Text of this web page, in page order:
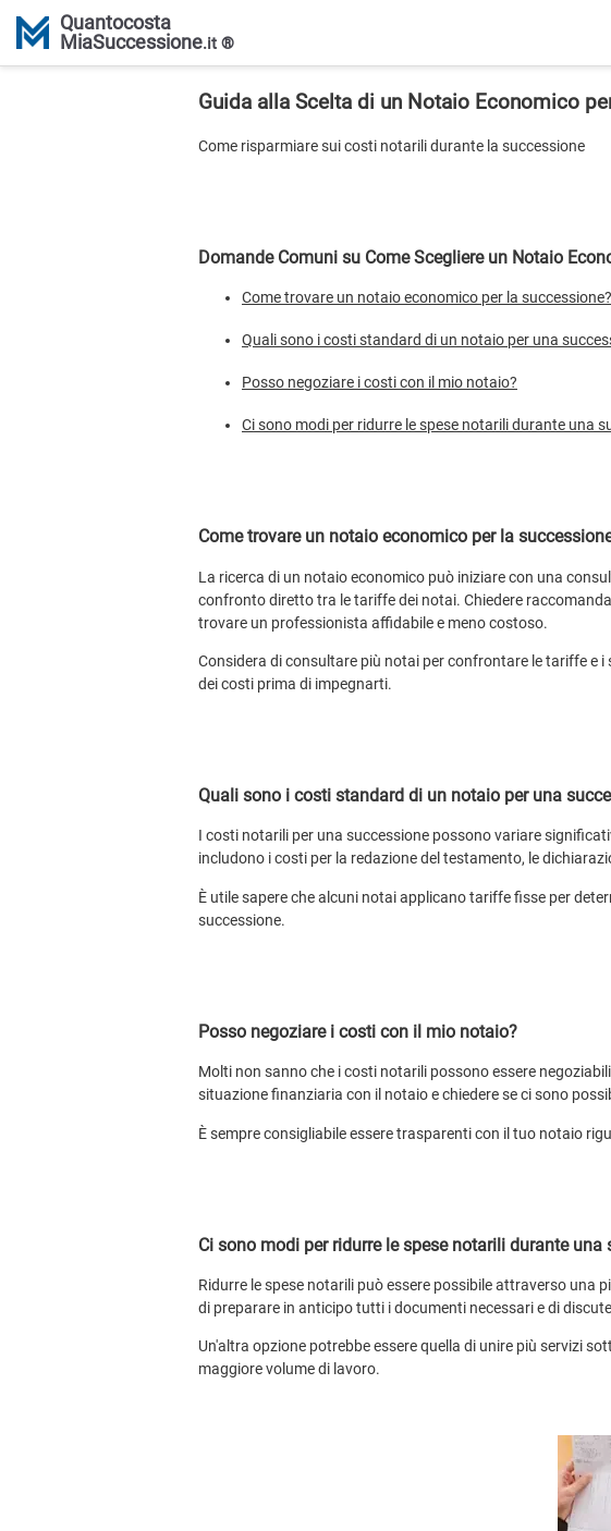
Quantocosta
MiaSuccessione.it ®
Guida alla Scelta di un Notaio Economico
Come risparmiare sui costi notarili durante la successione
Domande Comuni su Come Scegliere un Notaio
Come trovare un notaio economico per la successione?
Quali sono i costi standard di un notaio per una
Posso negoziare i costi con il mio notaio?
Ci sono modi per ridurre le spese notarili durante una
Come trovare un notaio economico per la
La ricerca di un notaio economico può iniziare con una
confronto diretto tra le tariffe dei notai. Chiedere
trovare un professionista affidabile e meno costoso.
Considera di consultare più notai per confrontare le tariffe e
dei costi prima di impegnarti.
Quali sono i costi standard di un notaio per una
I costi notarili per una successione possono variare
includono i costi per la redazione del testamento, le
È utile sapere che alcuni notai applicano tariffe fisse per
successione.
Posso negoziare i costi con il mio notaio?
Molti non sanno che i costi notarili possono essere
situazione finanziaria con il notaio e chiedere se ci sono
È sempre consigliabile essere trasparenti con il tuo notaio
Ci sono modi per ridurre le spese notarili durante una
Ridurre le spese notarili può essere possibile attraverso
di preparare in anticipo tutti i documenti necessari e di
Un'altra opzione potrebbe essere quella di unire più servizi
maggiore volume di lavoro.